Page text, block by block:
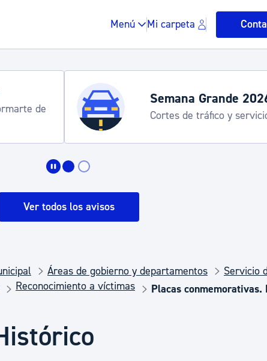
Menú Mi carpeta
Espacio público, residuos y
Euskera
de
Semana Grande
Cortes de tráfico y
Ver todos los avisos
Áreas de gobierno y departamentos
Servicio
Reconocimiento a víctimas Placas conmemorativas.